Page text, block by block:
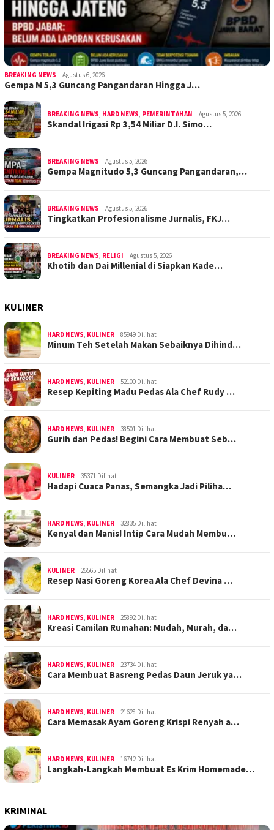
BREAKING NEWS Agustus 6, 2026
Gempa M 5,3 Guncang Pangandaran Hingga J…
BREAKING NEWS, HARD NEWS, PEMERINTAHAN Agustus 5, 2026
Skandal Irigasi Rp 3,54 Miliar D.I. Simo…
BREAKING NEWS Agustus 5, 2026
Gempa Magnitudo 5,3 Guncang Pangandaran,…
BREAKING NEWS Agustus 5, 2026
Tingkatkan Profesionalisme Jurnalis, FKJ…
BREAKING NEWS, RELIGI Agustus 5, 2026
Khotib dan Dai Millenial di Siapkan Kade…
KULINER
HARD NEWS, KULINER 85949 Dilihat
Minum Teh Setelah Makan Sebaiknya Dihind…
HARD NEWS, KULINER 52100 Dilihat
Resep Kepiting Madu Pedas Ala Chef Rudy …
HARD NEWS, KULINER 38501 Dilihat
Gurih dan Pedas! Begini Cara Membuat Seb…
KULINER 35371 Dilihat
Hadapi Cuaca Panas, Semangka Jadi Piliha…
HARD NEWS, KULINER 32835 Dilihat
Kenyal dan Manis! Intip Cara Mudah Membu…
KULINER 26565 Dilihat
Resep Nasi Goreng Korea Ala Chef Devina …
HARD NEWS, KULINER 25892 Dilihat
Kreasi Camilan Rumahan: Mudah, Murah, da…
HARD NEWS, KULINER 23734 Dilihat
Cara Membuat Basreng Pedas Daun Jeruk ya…
HARD NEWS, KULINER 21628 Dilihat
Cara Memasak Ayam Goreng Krispi Renyah a…
HARD NEWS, KULINER 16742 Dilihat
Langkah-Langkah Membuat Es Krim Homemade…
KRIMINAL